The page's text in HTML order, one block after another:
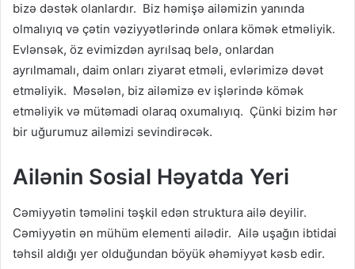
bizə dəstək olanlardır. Biz həmişə ailəmizin yanında
olmalıyıq və çətin vəziyyətlərində onlara kömək etməliyik.
Evlənsək, öz evimizdən ayrılsaq belə, onlardan
ayrılmamalı, daim onları ziyarət etməli, evlərimizə dəvət
etməliyik. Məsələn, biz ailəmizə ev işlərində kömək
etməliyik və mütəmadi olaraq oxumalıyıq. Çünki bizim hər
bir uğurumuz ailəmizi sevindirəcək.
Ailənin Sosial Həyatda Yeri
Cəmiyyətin təməlini təşkil edən struktura ailə deyilir.
Cəmiyyətin ən mühüm elementi ailədir. Ailə uşağın ibtidai
təhsil aldığı yer olduğundan böyük əhəmiyyət kəsb edir.